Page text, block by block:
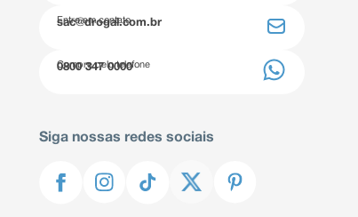
Entre em contato
sac@drogal.com.br
Compre pelo telefone
0800 347 0000
Siga nossas redes sociais